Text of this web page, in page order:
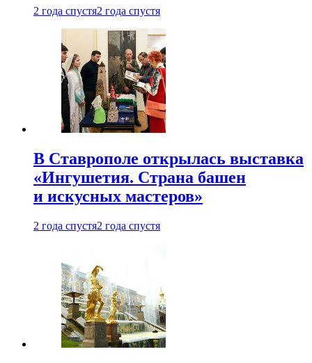
2 года спустя2 года спустя
В Ставрополе открылась выставка
«Ингушетия. Страна башен
и искусных мастеров»
2 года спустя2 года спустя